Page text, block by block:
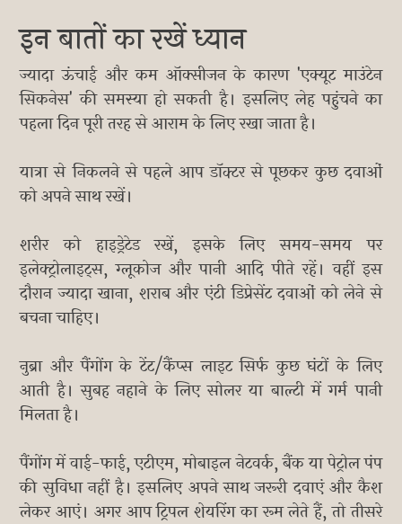
इन बातों का रखें ध्यान
ज्यादा ऊंचाई और कम ऑक्सीजन के कारण 'एक्यूट माउंटेन
सिकनेस' की समस्या हो सकती है। इसलिए लेह पहुंचने का
पहला दिन पूरी तरह से आराम के लिए रखा जाता है।
यात्रा से निकलने से पहले आप डॉक्टर से पूछकर कुछ दवाओं
को अपने साथ रखें।
शरीर को हाइड्रेटेड रखें, इसके लिए समय-समय पर
इलेक्ट्रोलाइट्स, ग्लूकोज और पानी आदि पीते रहें। वहीं इस
दौरान ज्यादा खाना, शराब और एंटी डिप्रेसेंट दवाओं को लेने से
बचना चाहिए।
नुब्रा और पैंगोंग के टेंट/कैंप्स लाइट सिर्फ कुछ घंटों के लिए
आती है। सुबह नहाने के लिए सोलर या बाल्टी में गर्म पानी
मिलता है।
पैंगोंग में वाई-फाई, एटीएम, मोबाइल नेटवर्क, बैंक या पेट्रोल पंप
की सुविधा नहीं है। इसलिए अपने साथ जरूरी दवाएं और कैश
लेकर आएं। अगर आप ट्रिपल शेयरिंग का रूम लेते हैं, तो तीसरे